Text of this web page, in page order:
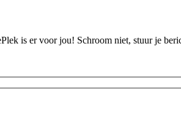
is er voor jou! Schroom niet, stuur je